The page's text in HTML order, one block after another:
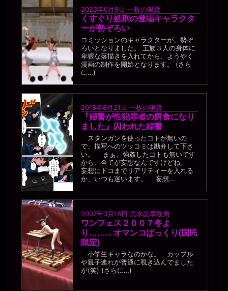
2023年6月9日 一枚の銀貨
くすぐり処刑の登場キャラクタ
ーが勢ぞろい
コミッションのキャラクターが、勢ぞ
ろいとなりました。 王族３人の身体に
卑猥な落描きを入れてから、ようやく
漫画の制作を開始となります。 (さら
に…)
2018年8月21日 一枚の銀貨
『婦警が性犯罪者の餌食になり
ました』囚われた婦警
スタンガンを使ったコトが無いの
で、描写へのツッコミは勘弁して下さ
い。 まぁ、強姦したコトも無いです
から、全てが妄想なんですけどね。
妄想にドコまでリアリティーを入れる
か、いつも迷います。 妄想...
2007年3月16日 黒水晶事務局
ワンフェス２００７冬よ
り………オマンコぱっくり(国民
限定)
小学生キャラなのかな。 カップル
や親子連れが普通に覗き込んでました
が(笑) (さらに…)
miiki0119
2026年7月18日 - 21:15
あうう。。申し訳ありません。。
一枚の銀貨
2026年7月18日 - 21:18
そのうち、「便器が喋った」と人から驚かれるようになるだろう。
miiki0119
2026年7月18日 - 21:19
うう。。
一枚の銀貨
2026年7月18日 - 21:21
便器の成長を見守るなんて、初めての体験だよ（笑）
miiki0119
2026年7月18日 - 21:22
うう。。
一枚の銀貨
2026年7月18日 - 21:26
しかし、便器のくせに文才もあるのが不思議だ。ちゃんとエロい読
み物になってる。せっかくの才能が、モッタイナイ。
miiki0119
2026年7月18日 - 21:26
うう。。褒めていただいているんでしょうか。。？
一枚の銀貨
2026年7月18日 - 21:29
褒めてるよ、読みやすくエロい。そして、こんなアホな女見たこと
ない、と呆れてる┐(´∀｀)┌
miiki0119
2026年7月18日 - 21:30